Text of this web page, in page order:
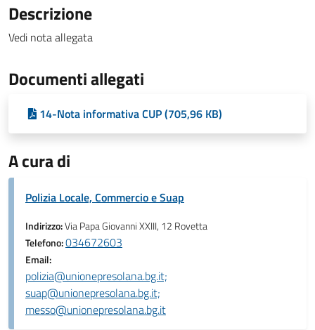
Descrizione
Vedi nota allegata
Documenti allegati
14-Nota informativa CUP (705,96 KB)
A cura di
Polizia Locale, Commercio e Suap
Indirizzo:Via Papa Giovanni XXIII, 12 Rovetta
Telefono:034672603
Email:
polizia@unionepresolana.bg.it;
suap@unionepresolana.bg.it;
messo@unionepresolana.bg.it